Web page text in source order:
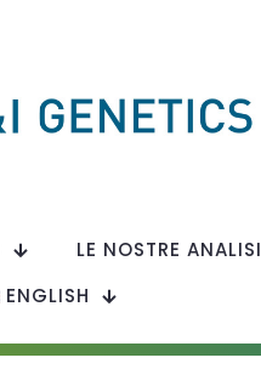
LE NOSTRE ANALISI
ENGLISH